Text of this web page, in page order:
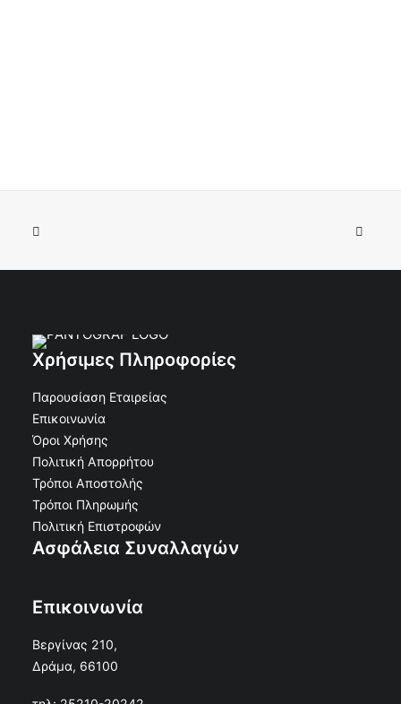
Χρήσιμες Πληροφορίες
Παρουσίαση Εταιρείας
Επικοινωνία
Όροι Χρήσης
Πολιτική Απορρήτου
Τρόποι Αποστολής
Τρόποι Πληρωμής
Πολιτική Επιστροφών
Ασφάλεια Συναλλαγών
Επικοινωνία
Βεργίνας 210,
Δράμα, 66100